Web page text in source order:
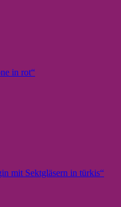
in rot“
mit Sektgläsern in türkis“